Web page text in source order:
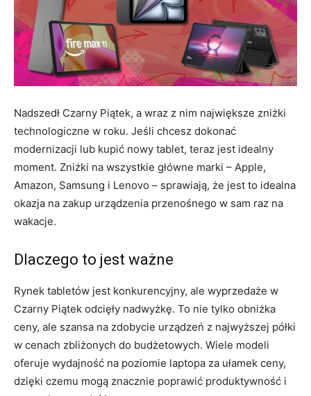
Nadszedł Czarny Piątek, a wraz z nim największe zniżki
technologiczne w roku. Jeśli chcesz dokonać
modernizacji lub kupić nowy tablet, teraz jest idealny
moment. Zniżki na wszystkie główne marki – Apple,
Amazon, Samsung i Lenovo – sprawiają, że jest to idealna
okazja na zakup urządzenia przenośnego w sam raz na
wakacje.
Dlaczego to jest ważne
Rynek tabletów jest konkurencyjny, ale wyprzedaże w
Czarny Piątek odcięły nadwyżkę. To nie tylko obniżka
ceny, ale szansa na zdobycie urządzeń z najwyższej półki
w cenach zbliżonych do budżetowych. Wiele modeli
oferuje wydajność na poziomie laptopa za ułamek ceny,
dzięki czemu mogą znacznie poprawić produktywność i